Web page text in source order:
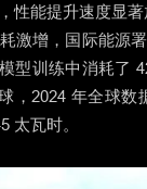
性能提升速度显
激增，国际能源
型训练中消耗了
，2024 年全球
太瓦时。